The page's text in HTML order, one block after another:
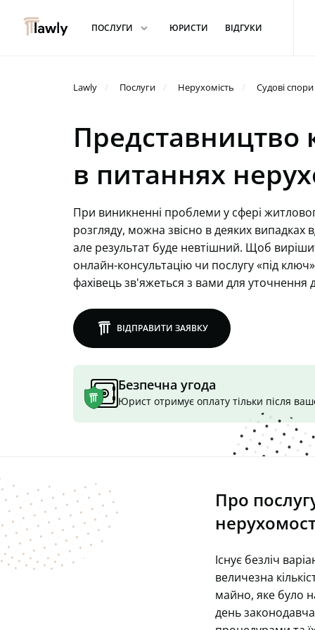
ПОСЛУГИ arrowdown ЮРИСТИ ВІДГУКИ
Lawly Послуги Нерухомість Судові
Представництво
в питаннях
При виникненні проблеми у сфері
розгляду, можна звісно в деяких випадках
але результат буде невтішний. Щоб
онлайн-консультацію чи послугу «під
фахівець зв'яжеться з вами для уточнення
lawly ВІДПРАВИТИ ЗАЯВКУ
Безпечна угода
Юрист отримує оплату тільки після
Про
Існує безліч
величезна
майно, яке було
день